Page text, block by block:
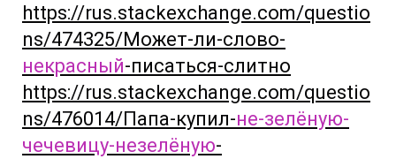
https://rus.stackexchange.com/questio
ns/474325/Может-ли-слово-
некрасный-писаться-слитно
https://rus.stackexchange.com/questio
ns/476014/Папа-купил-не-зелёную-
чечевицу-незелёную-